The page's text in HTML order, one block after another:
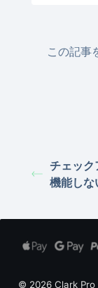
この記事
チェック
機能しな
© 2026 Clark Pro